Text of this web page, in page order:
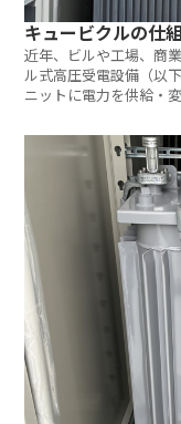
キュービクルの仕
近年、ビルや工場、商
ル式高圧受電設備（以
ニットに電力を供給・